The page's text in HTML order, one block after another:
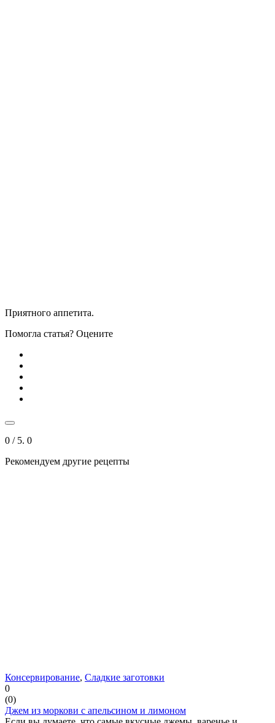
Приятного аппетита.
Помогла статья? Оцените
0 / 5. 0
Рекомендуем другие рецепты
Консервирование, Сладкие заготовки
0
(0)
Джем из моркови с апельсином и лимоном